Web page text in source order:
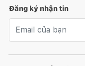
Đăng ký nhận tin